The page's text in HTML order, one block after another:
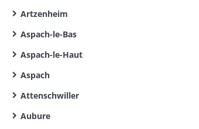
Artzenheim
Aspach-le-Bas
Aspach-le-Haut
Aspach
Attenschwiller
Aubure